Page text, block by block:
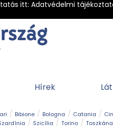
itt: Adatvédelmi
Hírek
Bibione Bologna Catania
Szicília Torino Toszkána